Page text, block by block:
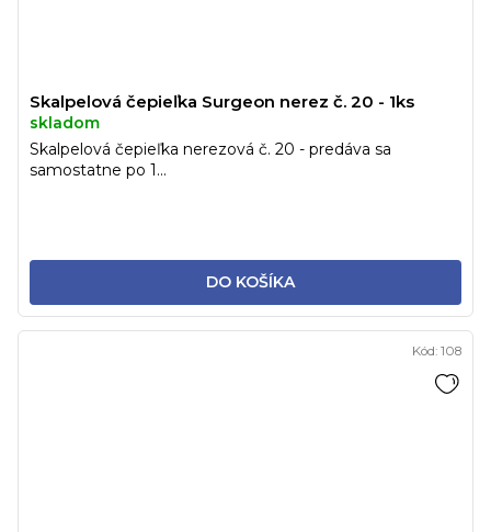
Skalpelová čepieľka Surgeon nerez č. 20 - 1ks
skladom
DO KOŠÍKA
Skalpelová čepieľka nerezová č. 20 - predáva sa
samostatne po 1...
Kód: 108